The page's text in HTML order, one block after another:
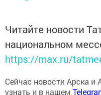
Читайте новости
национальном
https://max.ru/
узнать и в нашем